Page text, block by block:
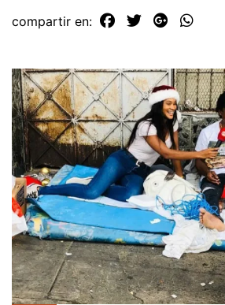
compartir en: